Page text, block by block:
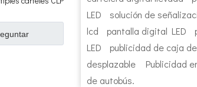
LED
solución de
lcd
pantalla digital LED
LED
publicidad de caja
desplazable
Publicidad
de autobús.